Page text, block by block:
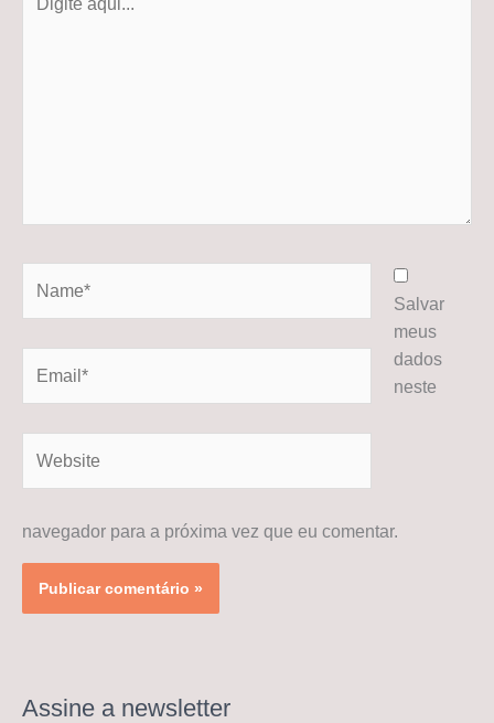
aqui...
Salvar
meus
dados
neste
navegador para a próxima vez que eu comentar.
Assine a newsletter